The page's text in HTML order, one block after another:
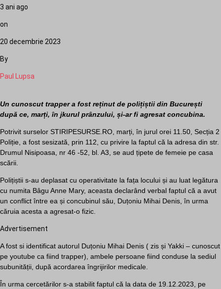
3 ani ago
on
20 decembrie 2023
By
Paul Lupsa
Un cunoscut trapper a fost reținut de polițiștii din București
după ce, marți, în jkurul prânzului, și-ar fi agresat concubina.
Potrivit surselor STIRIPESURSE.RO, marți, în jurul orei 11.50, Secția 2
Poliție, a fost sesizată, prin 112, cu privire la faptul că la adresa din str.
Drumul Nisipoasa, nr 46 -52, bl. A3, se aud țipete de femeie pe casa
scării.
Polițiștii s-au deplasat cu operativitate la fața locului și au luat legătura
cu numita Bâgu Anne Mary, aceasta declarând verbal faptul că a avut
un conflict între ea și concubinul său, Duțoniu Mihai Denis, în urma
căruia acesta a agresat-o fizic.
Advertisement
A fost si identificat autorul Duțoniu Mihai Denis ( zis și Yakki – cunoscut
pe youtube ca fiind trapper), ambele persoane fiind conduse la sediul
subunității, după acordarea îngrijirilor medicale.
În urma cercetărilor s-a stabilit faptul că la data de 19.12.2023, pe